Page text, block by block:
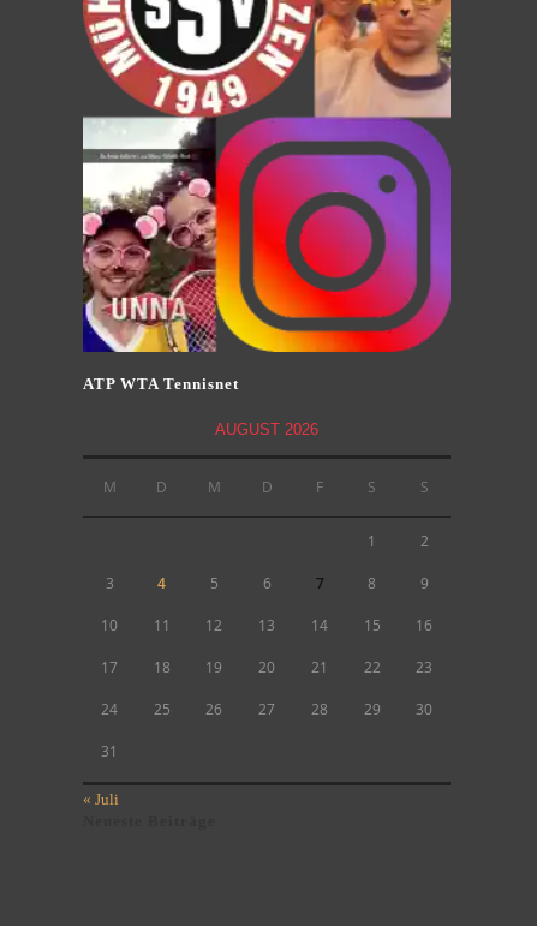
ATP WTA Tennisnet
AUGUST 2026
M D M D F S S
1 2
3 4 5 6 7 8 9
10 11 12 13 14 15 16
17 18 19 20 21 22 23
24 25 26 27 28 29 30
31
« Juli